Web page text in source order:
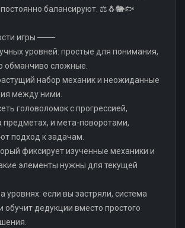
балансируют. ⚖️🐧🐘🐟
игры ───
уровней: простые для понимания,
обманчиво сложные.
набор механик и неожиданные
между ними.
головоломок с прогрессией,
предметах, и мета-поворотами,
подход к задачам.
фиксирует изученные механики и
элементы нужны для текущей
уровнях: если вы застряли, система
обучит дедукции вместо простого